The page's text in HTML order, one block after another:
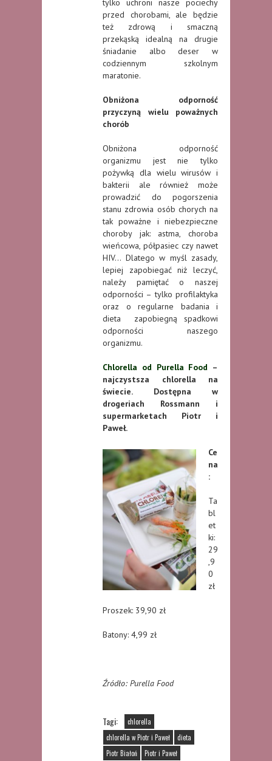
tylko uchroni nasze pociechy
przed chorobami, ale będzie
też zdrową i smaczną
przekąską idealną na drugie
śniadanie albo deser w
codziennym szkolnym
maratonie.
Obniżona odporność
przyczyną wielu poważnych
chorób
Obniżona odporność
organizmu jest nie tylko
pożywką dla wielu wirusów i
bakterii ale również może
prowadzić do pogorszenia
stanu zdrowia osób chorych na
tak poważne i niebezpieczne
choroby jak: astma, choroba
wieńcowa, półpasiec czy nawet
HIV… Dlatego w myśl zasady,
lepiej zapobiegać niż leczyć,
należy pamiętać o naszej
odporności – tylko profilaktyka
oraz o regularne badania i
dieta zapobiegną spadkowi
odporności naszego
organizmu.
Chlorella od Purella Food –
najczystsza chlorella na
świecie. Dostępna w
drogeriach Rossmann i
supermarketach Piotr i
Paweł.
Ce
na
:
Ta
bl
et
ki:
29
,9
0
zł
Proszek: 39,90 zł
Batony: 4,99 zł
Źródło: Purella Food
Tagi:
chlorella
chlorella w Piotr i Paweł
dieta
Piotr Białoń
Piotr i Paweł